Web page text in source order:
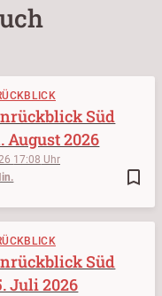
bookmark_border
17:08
Süd
August 2026
Süd
Juli 2026